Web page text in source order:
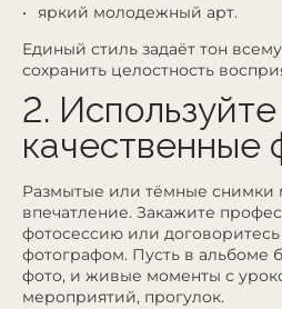
яркий молодежный арт.
Единый стиль задаёт тон
сохранить целостность
2. Используйте
качественные
Размытые или тёмные снимки
впечатление. Закажите
фотосессию или
фотографом. Пусть в альбоме
фото, и живые моменты с
мероприятий, прогулок.